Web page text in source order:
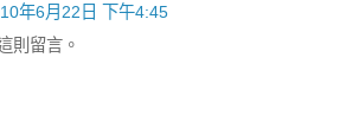
年6月22日 下午4:45
則留言。